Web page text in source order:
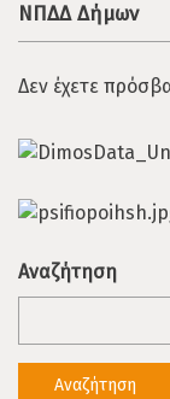
ΝΠΔΔ Δήμων
Δεν έχετε
Αναζήτηση